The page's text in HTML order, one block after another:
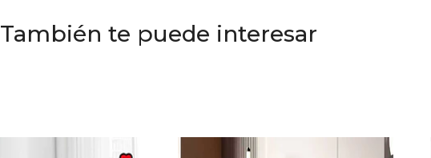
También te puede interesar